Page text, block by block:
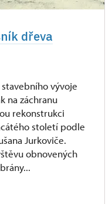
dřeva
vývoje
na záchranu
rekonstrukci
století podle
Jurkoviče.
obnovených